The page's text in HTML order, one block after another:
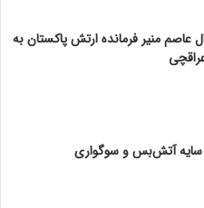
عاصم منیر فرمانده ارتش پاکستان به
سایه آتش‌بس و سوگواری